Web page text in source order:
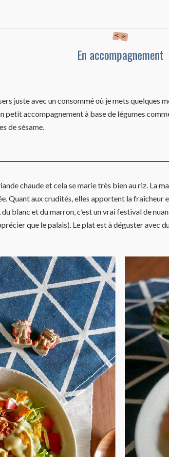
En accompagnement
juste avec un consommé où je mets quelques
petit accompagnement à base de légumes
de sésame.
chaude et cela se marie très bien au riz. La
Quant aux crudités, elles apportent la fraîcheur
blanc et du marron, c’est un vrai festival de
que le palais). Le plat est à déguster avec